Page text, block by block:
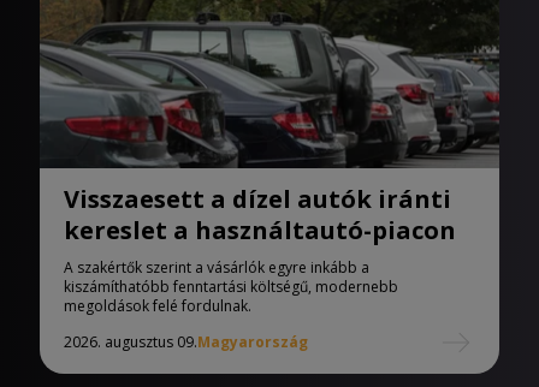
Visszaesett a dízel autók iránti
kereslet a használtautó-piacon
A szakértők szerint a vásárlók egyre inkább a
kiszámíthatóbb fenntartási költségű, modernebb
megoldások felé fordulnak.
2026. augusztus 09.Magyarország